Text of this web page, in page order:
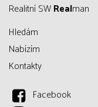
Realitní SWRealman
Hledám
Nabízím
Kontakty
Facebook